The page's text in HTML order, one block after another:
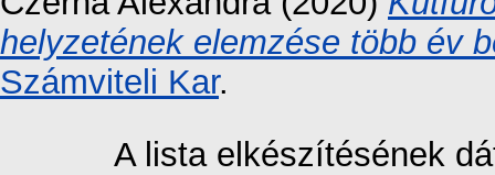
helyzetének elemzése több év
Számviteli Kar.
A lista elkészítésének